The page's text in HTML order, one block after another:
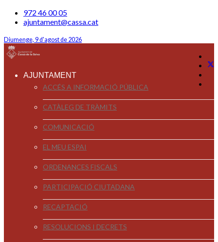
972 46 00 05
ajuntament@cassa.cat
Diumenge, 9 d'agost de 2026
AJUNTAMENT
ACCÉS A INFORMACIÓ PÚBLICA
CATÀLEG DE TRÀMITS
COMUNICACIÓ
EL MEU ESPAI
ORDENANCES FISCALS
PARTICIPACIÓ CIUTADANA
RECAPTACIÓ
RESOLUCIONS I DECRETS